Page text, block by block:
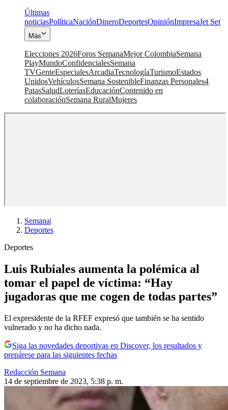
Últimas
noticiasPolíticaNaciónDineroDeportesOpiniónImpresaJet Set
Más
Elecciones 2026Foros SemanaMejor ColombiaSemana
PlayMundoConfidencialesSemana
TVGenteEspecialesArcadiaTecnologíaTurismoEstados
UnidosVehículosSemana SostenibleFinanzas Personales4
PatasSaludLoteríasEducaciónContenido en
colaboraciónSemana RuralMujeres
Semana|
Deportes
Deportes
Luis Rubiales aumenta la polémica al
tomar el papel de víctima: “Hay
jugadoras que me cogen de todas partes”
El expresidente de la RFEF expresó que también se ha sentido
vulnerado y no ha dicho nada.
Siga las novedades deportivas en Discover, los resultados y
prepárese para las siguientes fechas
Redacción Semana
14 de septiembre de 2023, 5:38 p. m.